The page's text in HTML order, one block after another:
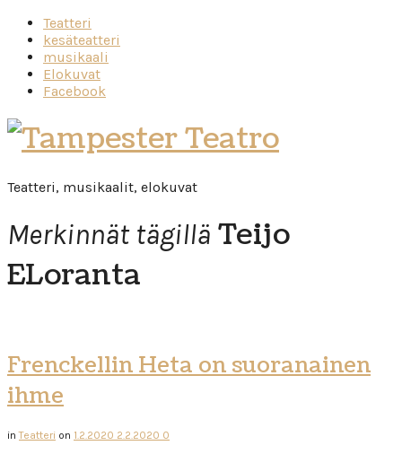
Teatteri
kesäteatteri
musikaali
Elokuvat
Facebook
Tampester
Teatro
Teatteri, musikaalit, elokuvat
Merkinnät tägillä Teijo
ELoranta
Frenckellin Heta on suoranainen
ihme
inTeatteri on 1.2.2020 2.2.2020 0